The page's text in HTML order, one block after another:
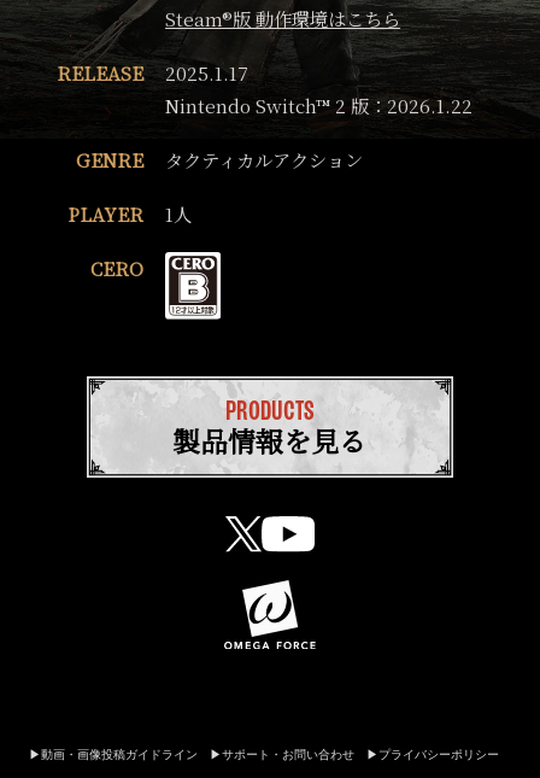
Steam®版 動作環境はこちら
RELEASE
2025.1.17
Nintendo Switch™ 2 版：2026.1.22
GENRE タクティカルアクション
PLAYER 1人
CERO
PRODUCTS
製品情報を見る
動画・画像投稿ガイドライン サポート・お問い合わせ プライバシーポリシー